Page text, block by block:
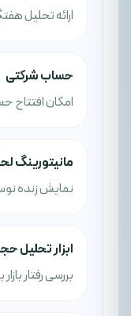
ارائه تحلیل
حساب شرکتی
امکان
مانیتورینگ
نمایش زنده
ابزار تحلیل
بررسی رفتار